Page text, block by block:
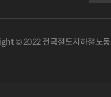
© 2022 전국철도지하철노